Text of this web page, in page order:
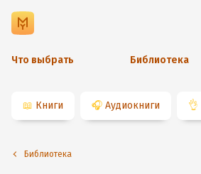
Что выбрать Библиотека
📖 Книги 🎧 Аудиокниги 👌
Библиотека